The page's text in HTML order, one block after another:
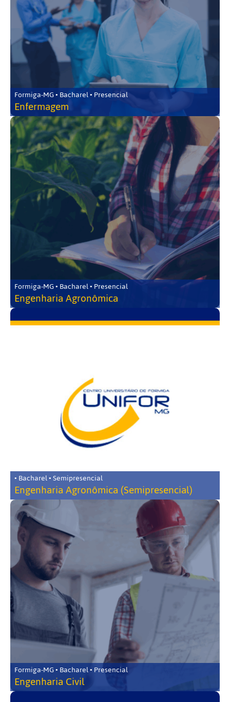
Formiga-MG • Bacharel • Presencial
Enfermagem
Formiga-MG • Bacharel • Presencial
Engenharia Agronômica
• Bacharel • Semipresencial
Engenharia Agronômica (Semipresencial)
Formiga-MG • Bacharel • Presencial
Engenharia Civil